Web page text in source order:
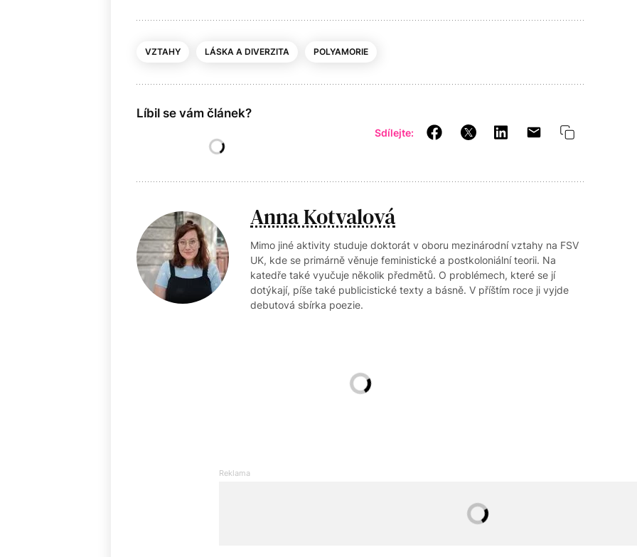
VZTAHY LÁSKA A DIVERZITA POLYAMORIE
Líbil se vám článek?
Sdílejte:
Anna Kotvalová
Mimo jiné aktivity studuje doktorát v oboru mezinárodní vztahy na FSV
UK, kde se primárně věnuje feministické a postkoloniální teorii. Na
katedře také vyučuje několik předmětů. O problémech, které se jí
dotýkají, píše také publicistické texty a básně. V příštím roce ji vyjde
debutová sbírka poezie.